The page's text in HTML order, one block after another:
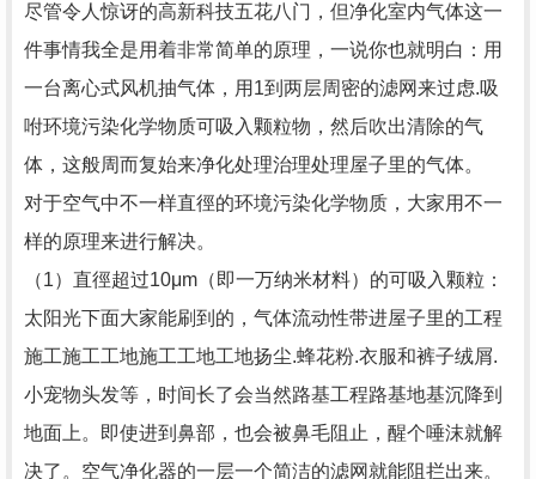
尽管令人惊讶的高新科技五花八门，但净化室内气体这一
件事情我全是用着非常简单的原理，一说你也就明白：用
一台离心式风机抽气体，用1到两层周密的滤网来过虑.吸
咐环境污染化学物质可吸入颗粒物，然后吹出清除的气
体，这般周而复始来净化处理治理处理屋子里的气体。
对于空气中不一样直徑的环境污染化学物质，大家用不一
样的原理来进行解决。
（1）直徑超过10μm（即一万纳米材料）的可吸入颗粒：
太阳光下面大家能刷到的，气体流动性带进屋子里的工程
施工施工工地施工工地工地扬尘.蜂花粉.衣服和裤子绒屑.
小宠物头发等，时间长了会当然路基工程路基地基沉降到
地面上。即使进到鼻部，也会被鼻毛阻止，醒个唾沫就解
决了。空气净化器的一层一个简洁的滤网就能阻拦出来。